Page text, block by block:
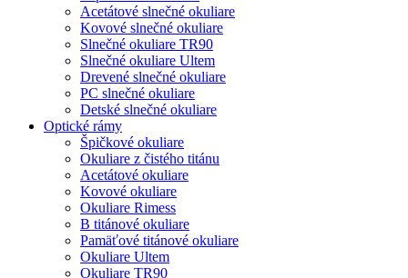
Acetátové slnečné okuliare
Kovové slnečné okuliare
Slnečné okuliare TR90
Slnečné okuliare Ultem
Drevené slnečné okuliare
PC slnečné okuliare
Detské slnečné okuliare
Optické rámy
Špičkové okuliare
Okuliare z čistého titánu
Acetátové okuliare
Kovové okuliare
Okuliare Rimess
B titánové okuliare
Pamäťové titánové okuliare
Okuliare Ultem
Okuliare TR90